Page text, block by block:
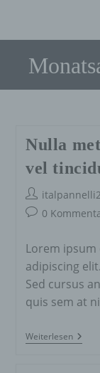
Nulla
vel
Beitrags-
Autor:
italpannelli2
Beitrags-
0
Lorem
adipiscing
Sed cursus
quis sem at
WeiterlesenNulla
Metus